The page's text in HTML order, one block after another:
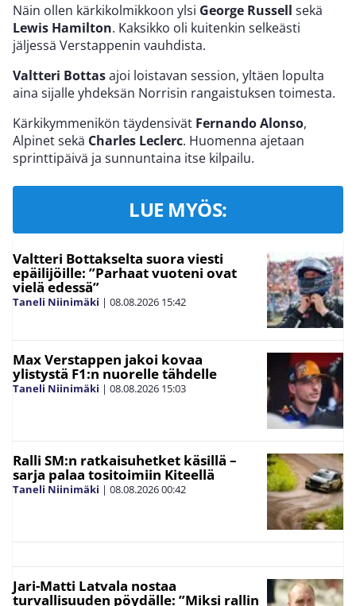
Näin ollen kärkikolmikkoon ylsi George Russell sekä
Lewis Hamilton. Kaksikko oli kuitenkin selkeästi
jäljessä Verstappenin vauhdista.
Valtteri Bottasajoi loistavan session, yltäen lopulta
aina sijalle yhdeksän Norrisin rangaistuksen toimesta.
Kärkikymmenikön täydensivät Fernando Alonso,
Alpinet sekä Charles Leclerc. Huomenna ajetaan
sprinttipäivä ja sunnuntaina itse kilpailu.
LUE MYÖS:
Valtteri Bottakselta suora viesti
epäilijöille: ”Parhaat vuoteni ovat
vielä edessä”
Taneli Niinimäki | 08.08.2026 15:42
Max Verstappen jakoi kovaa
ylistystä F1:n nuorelle tähdelle
Taneli Niinimäki | 08.08.2026 15:03
Ralli SM:n ratkaisuhetket käsillä –
sarja palaa tositoimiin Kiteellä
Taneli Niinimäki | 08.08.202600:42
Jari-Matti Latvala nostaa
turvallisuuden pöydälle: ”Miksi rallin